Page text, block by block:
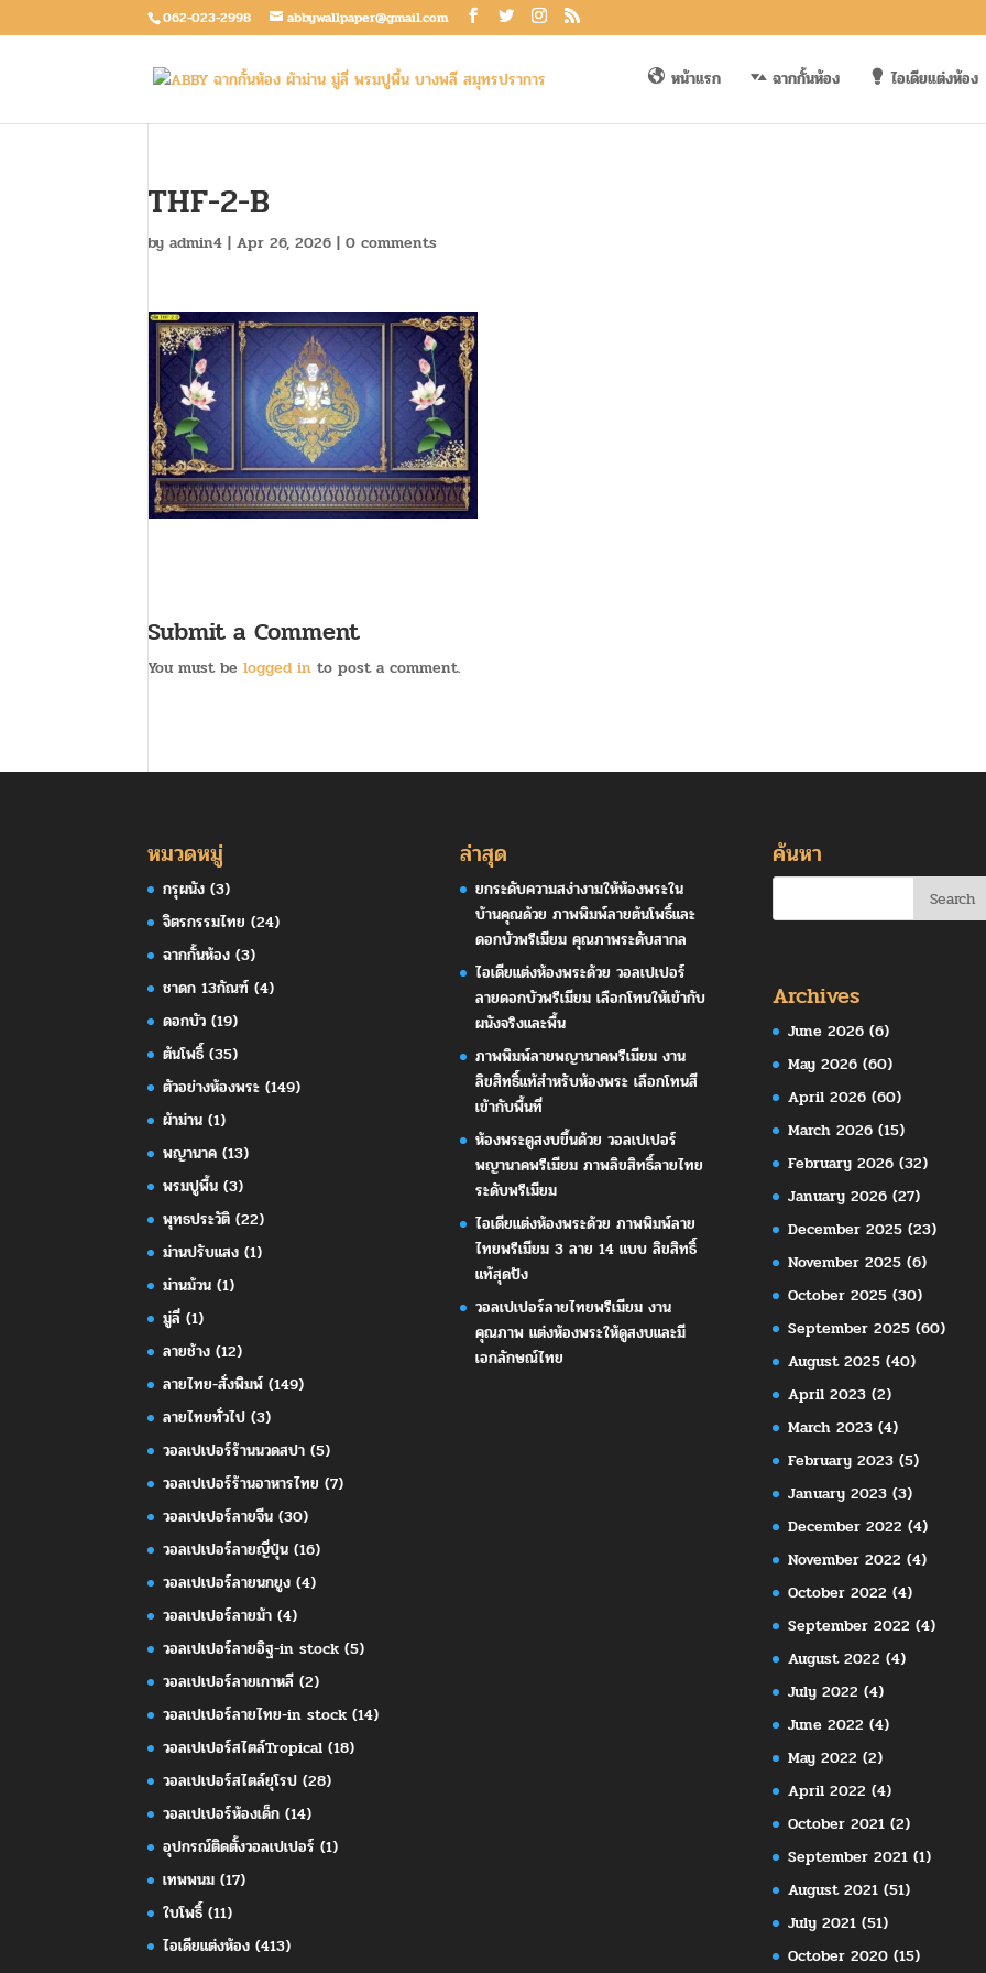
062-023-2998 abbywallpaper@gmail.com
หน้าแรก ฉากกั้นห้อง ไอเดียแต่งห้อง
THF-2-B
byadmin4 |Apr 26, 2026 |0 comments
Submit a Comment
You must belogged in to post a comment.
หมวดหมู่
กรุผนัง (3)
จิตรกรรมไทย (24)
ฉากกั้นห้อง (3)
ชาดก 13กัณฑ์ (4)
ดอกบัว (19)
ต้นโพธิ์ (35)
ตัวอย่างห้องพระ (149)
ผ้าม่าน (1)
พญานาค (13)
พรมปูพื้น (3)
พุทธประวัติ (22)
ม่านปรับแสง (1)
ม่านม้วน (1)
มู่ลี่ (1)
ลายช้าง (12)
ลายไทย-สั่งพิมพ์ (149)
ลายไทยทั่วไป (3)
วอลเปเปอร์ร้านนวดสปา (5)
วอลเปเปอร์ร้านอาหารไทย (7)
วอลเปเปอร์ลายจีน (30)
วอลเปเปอร์ลายญี่ปุ่น (16)
วอลเปเปอร์ลายนกยูง (4)
วอลเปเปอร์ลายม้า (4)
วอลเปเปอร์ลายอิฐ-in stock (5)
วอลเปเปอร์ลายเกาหลี (2)
วอลเปเปอร์ลายไทย-in stock (14)
วอลเปเปอร์สไตล์Tropical (18)
วอลเปเปอร์สไตล์ยุโรป (28)
วอลเปเปอร์ห้องเด็ก (14)
อุปกรณ์ติดตั้งวอลเปเปอร์ (1)
เทพพนม (17)
ใบโพธิ์ (11)
ไอเดียแต่งห้อง (413)
ล่าสุด
ยกระดับความสง่างามให้ห้องพระใน
บ้านคุณด้วย ภาพพิมพ์ลายต้นโพธิ์และ
ดอกบัวพรีเมียม คุณภาพระดับสากล
ไอเดียแต่งห้องพระด้วย วอลเปเปอร์
ลายดอกบัวพรีเมียม เลือกโทนให้เข้ากับ
ผนังจริงและพื้น
ภาพพิมพ์ลายพญานาคพรีเมียม งาน
ลิขสิทธิ์แท้สำหรับห้องพระ เลือกโทนสี
เข้ากับพื้นที่
ห้องพระดูสงบขึ้นด้วย วอลเปเปอร์
พญานาคพรีเมียม ภาพลิขสิทธิ์ลายไทย
ระดับพรีเมียม
ไอเดียแต่งห้องพระด้วย ภาพพิมพ์ลาย
ไทยพรีเมียม 3 ลาย 14 แบบ ลิขสิทธิ์
แท้สุดปัง
วอลเปเปอร์ลายไทยพรีเมียม งาน
คุณภาพ แต่งห้องพระให้ดูสงบและมี
เอกลักษณ์ไทย
ค้นหา
Archives
June 2026(6)
May 2026(60)
April 2026(60)
March 2026(15)
February 2026(32)
January 2026(27)
December 2025(23)
November 2025(6)
October 2025(30)
September 2025(60)
August 2025(40)
April 2023(2)
March 2023(4)
February 2023(5)
January 2023(3)
December 2022 (4)
November 2022 (4)
October 2022 (4)
September 2022 (4)
August 2022 (4)
July 2022 (4)
June 2022 (4)
May 2022 (2)
April 2022 (4)
October 2021(2)
September 2021(1)
August 2021(51)
July 2021(51)
October 2020(15)